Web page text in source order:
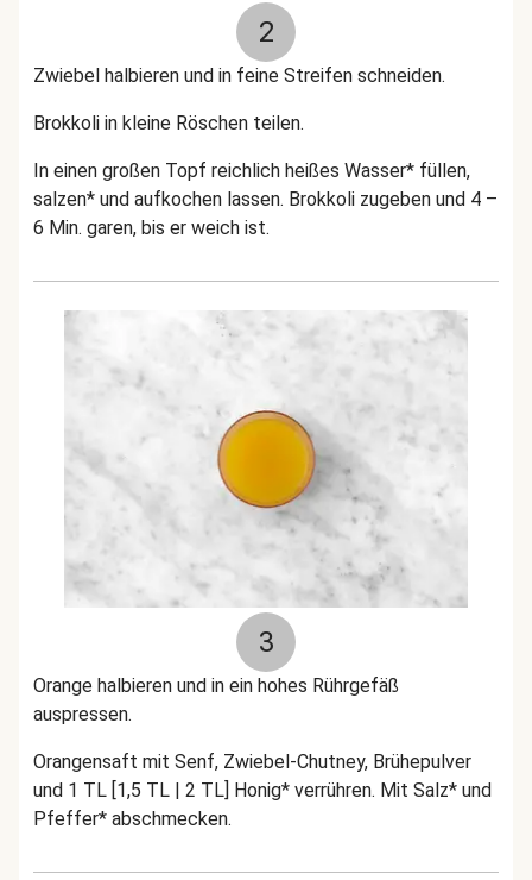
2
Zwiebel halbieren und in feine Streifen schneiden.
Brokkoli in kleine Röschen teilen.
In einen großen Topf reichlich heißes Wasser* füllen,
salzen* und aufkochen lassen. Brokkoli zugeben und 4 –
6 Min. garen, bis er weich ist.
3
Orange halbieren und in ein hohes Rührgefäß
auspressen.
Orangensaft mit Senf, Zwiebel-Chutney, Brühepulver
und 1 TL [1,5 TL | 2 TL] Honig* verrühren. Mit Salz* und
Pfeffer* abschmecken.